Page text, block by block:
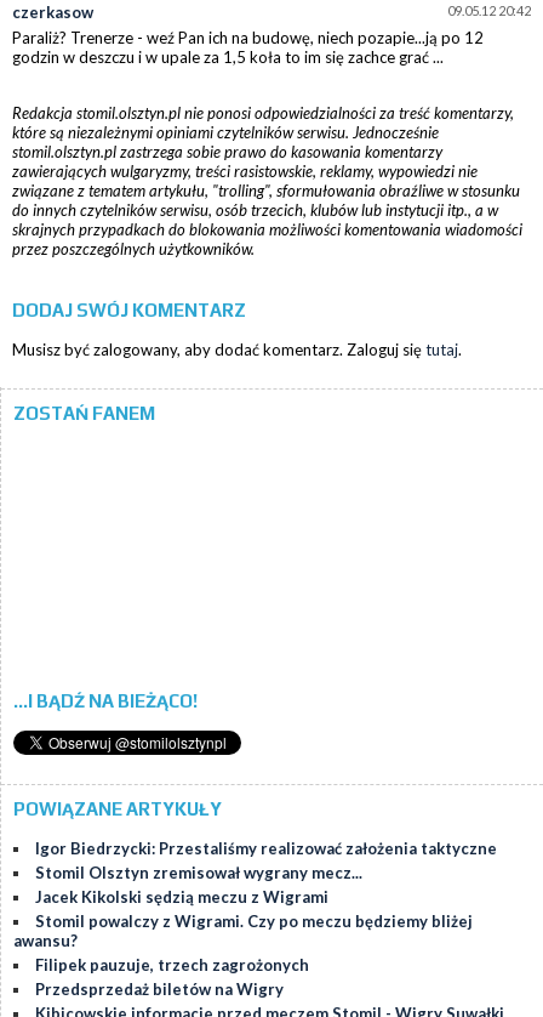
09.05.12 20:42
czerkasow
Paraliż? Trenerze - weź Pan ich na budowę, niech pozapie...ją po 12
godzin w deszczu i w upale za 1,5 koła to im się zachce grać ...
Redakcja stomil.olsztyn.pl nie ponosi odpowiedzialności za treść komentarzy,
które są niezależnymi opiniami czytelników serwisu. Jednocześnie
stomil.olsztyn.pl zastrzega sobie prawo do kasowania komentarzy
zawierających wulgaryzmy, treści rasistowskie, reklamy, wypowiedzi nie
związane z tematem artykułu, "trolling", sformułowania obraźliwe w stosunku
do innych czytelników serwisu, osób trzecich, klubów lub instytucji itp., a w
skrajnych przypadkach do blokowania możliwości komentowania wiadomości
przez poszczególnych użytkowników.
DODAJ SWÓJ KOMENTARZ
Musisz być zalogowany, aby dodać komentarz. Zaloguj siętutaj.
ZOSTAŃ FANEM
...I BĄDŹ NA BIEŻĄCO!
POWIĄZANE ARTYKUŁY
Igor Biedrzycki: Przestaliśmy realizować założenia taktyczne
Stomil Olsztyn zremisował wygrany mecz...
Jacek Kikolski sędzią meczu z Wigrami
Stomil powalczy z Wigrami. Czy po meczu będziemy bliżej
awansu?
Filipek pauzuje, trzech zagrożonych
Przedsprzedaż biletów na Wigry
Kibicowskie informacje przed meczem Stomil - Wigry Suwałki